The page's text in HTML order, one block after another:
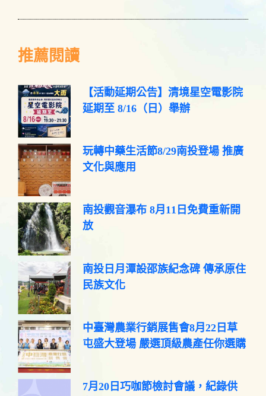
推薦閱讀
【活動延期公告】清境星空電影院
延期至 8/16（日）舉辦
玩轉中藥生活節8/29南投登場 推廣
文化與應用
南投觀音瀑布 8月11日免費重新開
放
南投日月潭設邵族紀念碑 傳承原住
民族文化
中臺灣農業行銷展售會8月22日草
屯盛大登場 嚴選頂級農產任你選購
7月20日巧咖節檢討會議，紀錄供